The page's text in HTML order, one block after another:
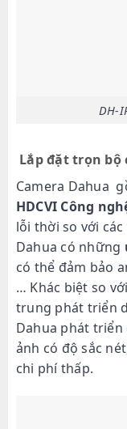
DH-
Lắp đặt trọn bộ
Camera Dahua
HDCVI Công
lỗi thời so với
Dahua có những
có thể đảm bảo
… Khác biệt so
trung phát triển
Dahua phát triển
ảnh có độ sắc
chi phí thấp.